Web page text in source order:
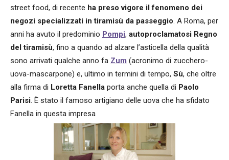
street food, di recente ha preso vigore il fenomeno dei
negozi specializzati in tiramisù da passeggio. A Roma, per
anni ha avuto il predominio Pompi, autoproclamatosi Regno
del tiramisù, fino a quando ad alzare l’asticella della qualità
sono arrivati qualche anno fa Zum (acronimo di zucchero-
uova-mascarpone) e, ultimo in termini di tempo, Sù, che oltre
alla firma di Loretta Fanella porta anche quella di Paolo
Parisi. È stato il famoso artigiano delle uova che ha sfidato
Fanella in questa impresa